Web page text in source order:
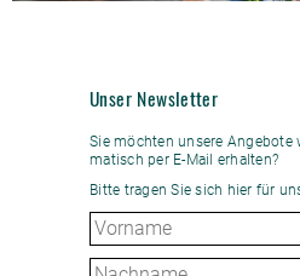
Unser Newsletter
Sie möchten unsere
matisch per E-Mail erhalten?
Bitte tragen Sie sich hier für